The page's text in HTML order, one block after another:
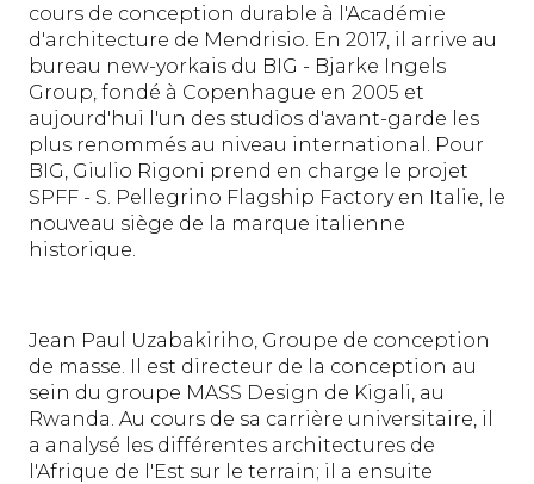
cours de conception durable à l'Académie
d'architecture de Mendrisio. En 2017, il arrive au
bureau new-yorkais du BIG - Bjarke Ingels
Group, fondé à Copenhague en 2005 et
aujourd'hui l'un des studios d'avant-garde les
plus renommés au niveau international. Pour
BIG, Giulio Rigoni prend en charge le projet
SPFF - S. Pellegrino Flagship Factory en Italie, le
nouveau siège de la marque italienne
historique.
Jean Paul Uzabakiriho, Groupe de conception
de masse. Il est directeur de la conception au
sein du groupe MASS Design de Kigali, au
Rwanda. Au cours de sa carrière universitaire, il
a analysé les différentes architectures de
l'Afrique de l'Est sur le terrain; il a ensuite